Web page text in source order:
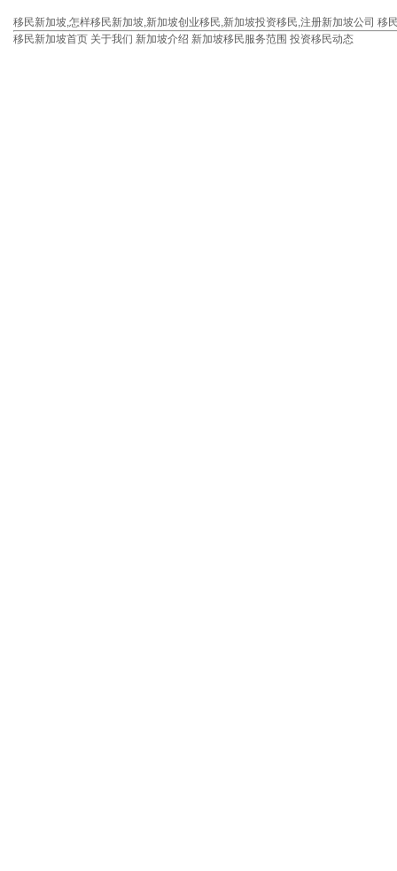
移民新加坡,怎样移民新加坡,新加坡创业移民,新加坡投资移民,注册新加坡公司 移
移民新加坡首页 关于我们 新加坡介绍 新加坡移民服务范围 投资移民动态